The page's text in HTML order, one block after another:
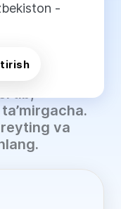
-
avto
—
va